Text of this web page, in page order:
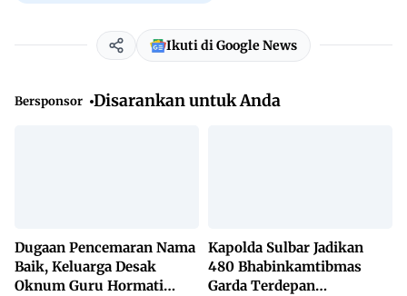
Ikuti di Google News
Bersponsor Disarankan untuk Anda
Dugaan Pencemaran Nama
Baik, Keluarga Desak
Oknum Guru Hormati
Kapolda Sulbar Jadikan
480 Bhabinkamtibmas
Garda Terdepan